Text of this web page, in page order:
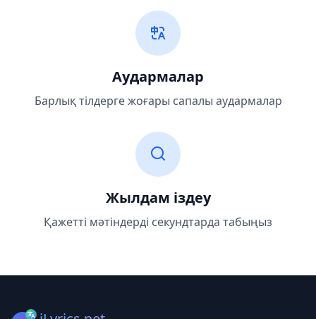
Аудармалар
Барлық тілдерге жоғары сапалы аудармалар
Жылдам іздеу
Қажетті мәтіндерді секундтарда табыңыз